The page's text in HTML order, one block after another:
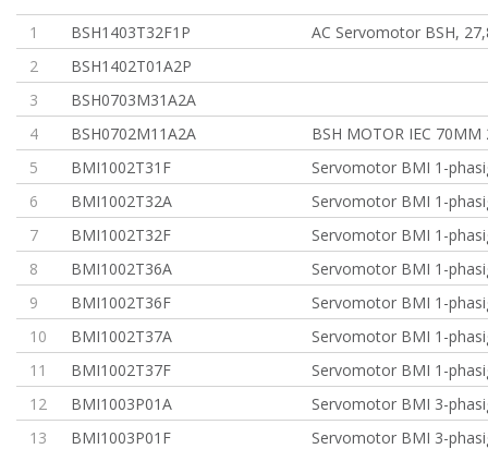
1 BSH1403T32F1P
AC Servomotor BSH,
2
BSH1402T01A2P
3
BSH0703M31A2A
4
BSH0702M11A2A
BSH MOTOR IEC
5
BMI1002T31F
Servomotor BMI 1-
6
BMI1002T32A
Servomotor BMI 1-
7
BMI1002T32F
Servomotor BMI 1-
8
BMI1002T36A
Servomotor BMI 1-
9
BMI1002T36F
Servomotor BMI 1-
10
BMI1002T37A
Servomotor BMI 1-
11
BMI1002T37F
Servomotor BMI 1-
12
BMI1003P01A
Servomotor BMI 3-
13
BMI1003P01F Servomotor BMI 3-